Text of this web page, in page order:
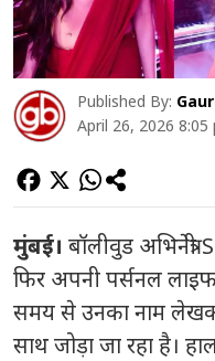
Published By:
April 26, 2026
मुंबई। बॉलीवुड अभिनेत्री
फिर अपनी पर्सनल
समय से उनका नाम
साथ जोड़ा जा रहा है।